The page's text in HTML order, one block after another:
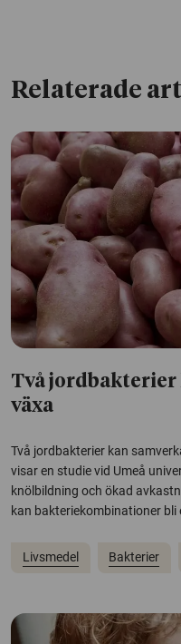
Relaterade
Två
växa
Två jordbakterier kan
visar en studie vid Umeå
knölbildning och ökad
kan bakteriekombinationer
Livsmedel Bakterier